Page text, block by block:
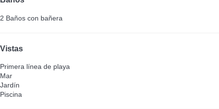
2 Baños con bañera
Vistas
Primera línea de playa
Mar
Jardín
Piscina